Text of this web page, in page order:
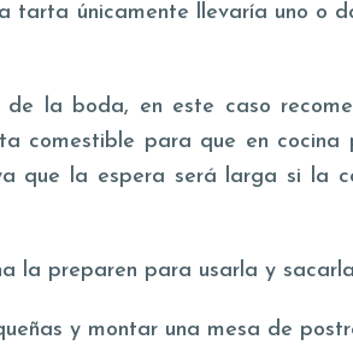
únicamente llevaría uno o
la boda, en este caso
comestible para que en
que la espera será larga si la
la preparen para usarla y
y montar una mesa de